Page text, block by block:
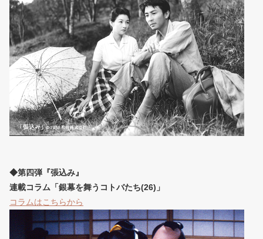
◆第四弾『張込み』
連載コラム「銀幕を舞うコトバたち(26)」
コラムはこちらから